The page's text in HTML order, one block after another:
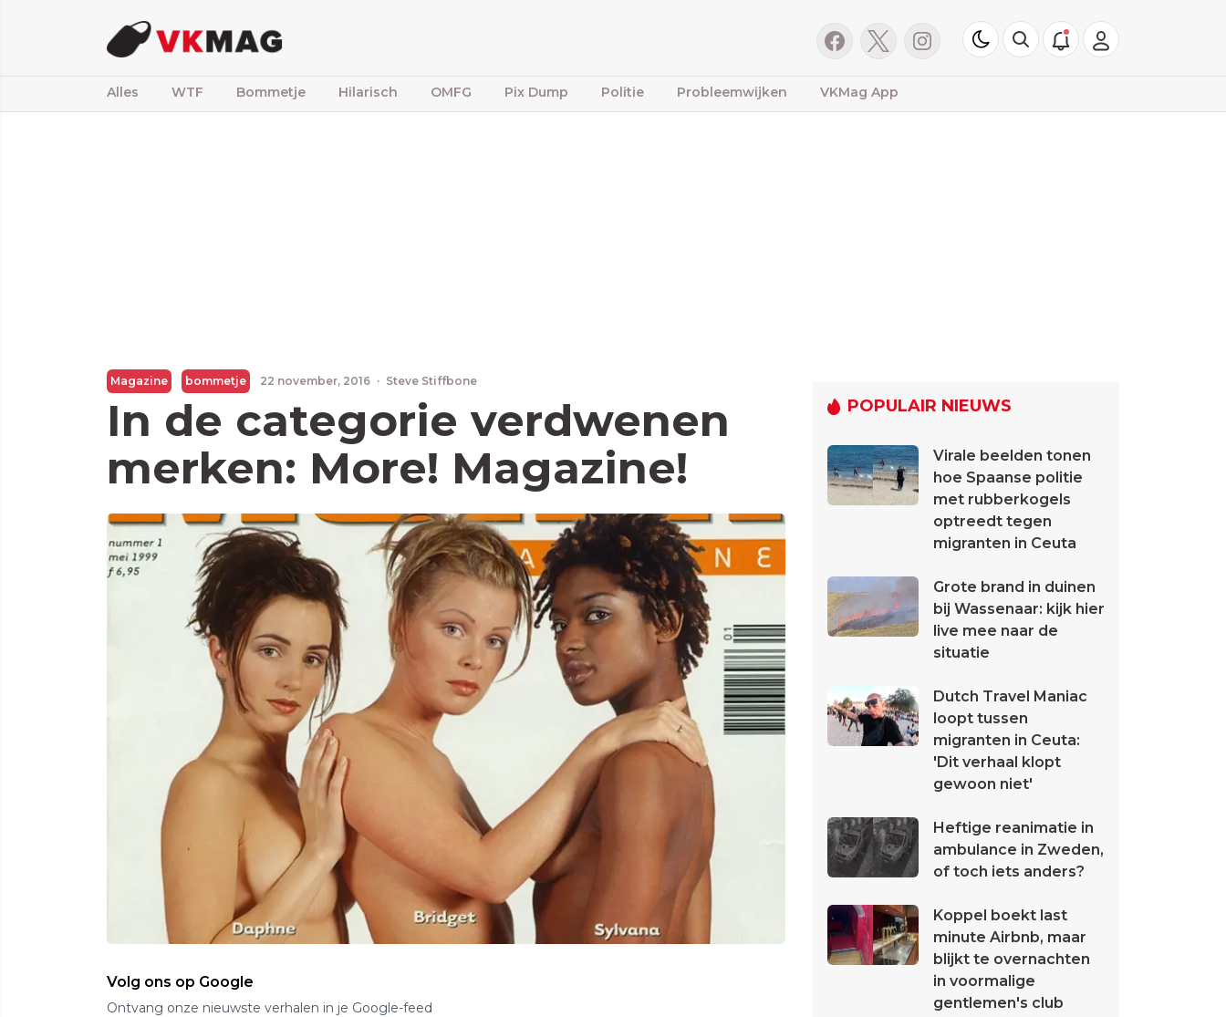
Alles WTF Bommetje Hilarisch OMFG Pix Dump Politie Probleemwijken VKMag App
Magazine bommetje 22 november, 2016 · Steve Stiffbone
In de categorie verdwenen
merken: More! Magazine!
Volg ons op Google
Ontvang onze nieuwste verhalen in je Google-feed
POPULAIR NIEUWS
Virale beelden tonen
hoe Spaanse politie
met rubberkogels
optreedt tegen
migranten in Ceuta
Grote brand in duinen
bij Wassenaar: kijk hier
live mee naar de
situatie
Dutch Travel Maniac
loopt tussen
migranten in Ceuta:
'Dit verhaal klopt
gewoon niet'
Heftige reanimatie in
ambulance in Zweden,
of toch iets anders?
Koppel boekt last
minute Airbnb, maar
blijkt te overnachten
in voormalige
gentlemen's club